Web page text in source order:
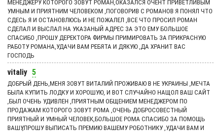
МЕНЕДЖЕРУ КОТОРОГО ЗОВУТ РОМАН,ОКАЗАЛСЯ ОЧЕНТ ПРИВЕТЛИВЫМ
УМНЫМ И ПРИЯТНИМ ЧЕЛОВЕКОМ ,ПОГОВОРИВ С РОМАНОВ Я ПОНЯЛ ЧТО
СДЕСЬ Я И ОСТАНОВЛЮСЬ И НЕ ПОЖАЛЕЛ ,ВСЕ ЧТО ПРОСИЛ РОМАН
СДЕЛАЛ И ВЫСЛАЛ НА УКАЗАНЫЙ АДРЕС ЗА ЭТО ЕМУ БОЛЬШОЕ
СПАСИБО ,ПРОШУ ДЕРЕКТОРА ФИРМЫ ПРИМИРОВАТЬ ЗА ПРИКРАСНУЮ
РАБОТУ РОМАНА,УДАЧИ ВАМ РЕБЯТА И ДЯКУЮ ,ДА ХРАНИТ ВАС
ГОСПОДЬ
vitaliy 5
ДОБРЫЙ ДЕНЬ,МЕНЯ ЗОВУТ ВИТАЛИЙ ПРОЖИВАЮ В НЕ УКРАИНЫ ,МЕЧТА
БЫЛА КУПИТЬ ЛОДКУ И ХОРОШУЮ, И ВОТ СЛУЧАЙНО НАЩОЛ ВАШ САЙТ
,БЫЛ ОЧЕНЬ УДИВЛЕН ,ПРИЯТНЫМ ОБЩЕНИЕМ МЕНЕДЖЕРОМ ПО
ПРОДАЖАМ КОТОРОГО ЗОВУТ РОМА ,ОЧЕНЬ ДОБРОСОВЕСТНЫЙ
ПРИЯТНЫЙ И УМНЫЙ ЧЕЛОВЕК,БОЛЬШОЕ РОМА СПАСИБО ЗА ПОМОЩЬ
ВАШУ,ПРОШУ ВЫПИСАТЬ ПРЕМИЮ ВАШЕМУ РОБОТНИКУ ,УДАЧИ ВАМ И